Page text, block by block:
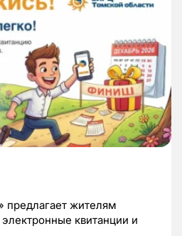
предлагает жителям
квитанции и